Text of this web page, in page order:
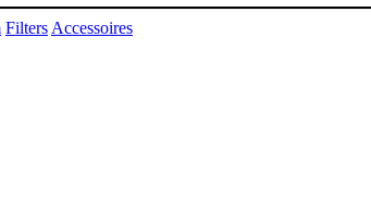
Filters Accessoires